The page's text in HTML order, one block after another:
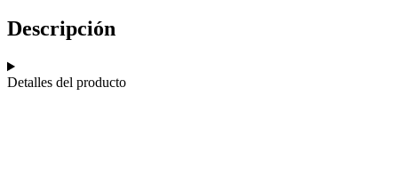
Descripción
Detalles del producto